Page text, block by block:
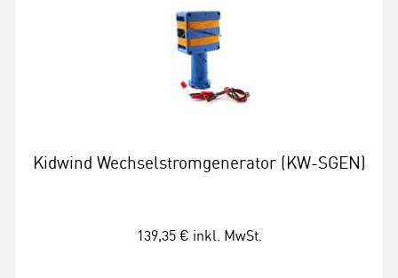
Kidwind Wechselstromgenerator (KW-SGEN)
139,35 € inkl. MwSt.